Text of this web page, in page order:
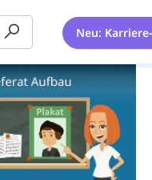
Neu: